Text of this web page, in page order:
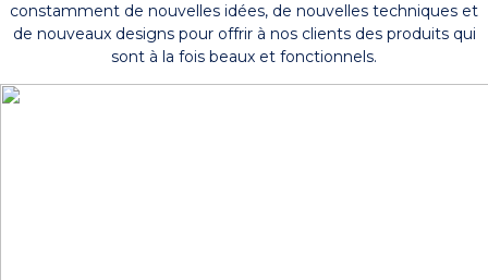
constamment de nouvelles idées, de nouvelles techniques et
de nouveaux designs pour offrir à nos clients des produits qui
sont à la fois beaux et fonctionnels.